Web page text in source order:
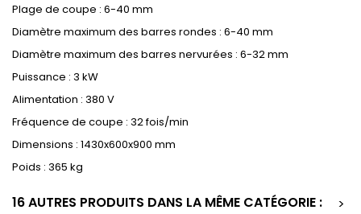
Plage de coupe : 6-40 mm
Diamètre maximum des barres rondes : 6-40 mm
Diamètre maximum des barres nervurées : 6-32 mm
Puissance : 3 kW
Alimentation : 380 V
Fréquence de coupe : 32 fois/min
Dimensions : 1430x600x900 mm
Poids : 365 kg
16 AUTRES PRODUITS DANS LA MÊME CATÉGORIE :
>